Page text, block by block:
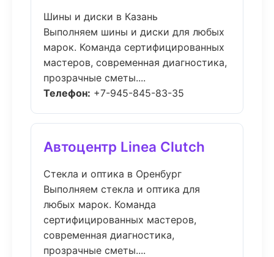
Шины и диски в Казань
Выполняем шины и диски для любых
марок. Команда сертифицированных
мастеров, современная диагностика,
прозрачные сметы....
Телефон: +7-945-845-83-35
Автоцентр Linea Clutch
Стекла и оптика в Оренбург
Выполняем стекла и оптика для
любых марок. Команда
сертифицированных мастеров,
современная диагностика,
прозрачные сметы....